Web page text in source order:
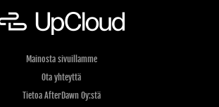
Mainosta sivuillamme
Ota yhteyttä
Tietoa AfterDawn Oy:stä